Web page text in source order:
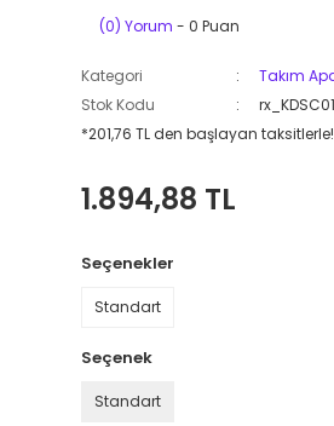
(0) Yorum - 0 Puan
Kategori
Takım
Stok Kodu
rx_KDSC01
*201,76 TL den başlayan
1.894,88 TL
Seçenekler
Standart
Seçenek
Standart